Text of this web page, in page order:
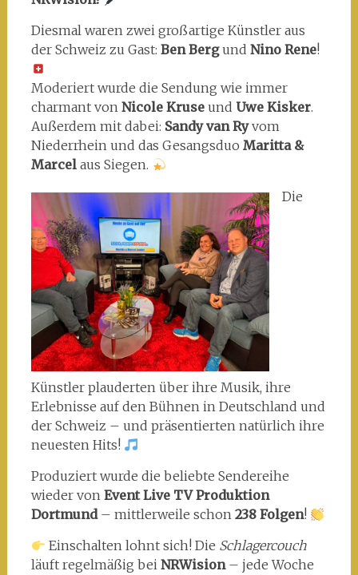
Diesmal waren zwei großartige Künstler aus
der Schweiz zu Gast: Ben Bergund Nino Rene!
Moderiert wurde die Sendung wie immer
charmant von Nicole Kruseund Uwe Kisker.
Außerdem mit dabei: Sandy van Ryvom
Niederrhein und das Gesangsduo Maritta &
Marcelaus Siegen.
Die
Künstler plauderten über ihre Musik, ihre
Erlebnisse auf den Bühnen in Deutschland und
der Schweiz – und präsentierten natürlich ihre
neuesten Hits!
Produziert wurde die beliebte Sendereihe
wieder von Event Live TV Produktion
Dortmund– mittlerweile schon 238 Folgen!
Einschalten lohnt sich! Die Schlagercouch
läuft regelmäßig bei NRWision– jede Woche